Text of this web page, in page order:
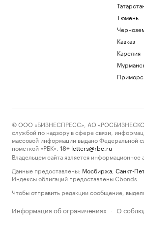
Тюмень
Кавказ
Карелия
© ООО «БИЗНЕСПРЕСС», АО
службой по надзору в сфере связи,
массовой информации выдано Федеральной
пометкой «РБК».
18+ letters@rbc.ru
Владельцем сайта является информационное
Данные предоставлены: Мосбиржа Санкт-
Индексы облигаций предоставлены Cbonds.
Чтобы отправить редакции сообщение,
Информация об ограничениях · О